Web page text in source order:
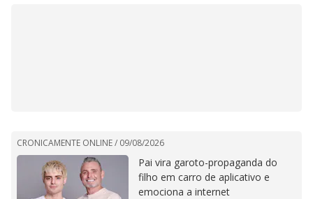
CRONICAMENTE ONLINE / 09/08/2026
Pai vira garoto-propaganda do
filho em carro de aplicativo e
emociona a internet